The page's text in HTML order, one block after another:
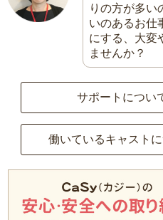
りの方が多い
いのあるお仕
にする、大変
ませんか？
サポートについ
働いているキャスト